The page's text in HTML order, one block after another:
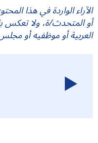
الآراء الواردة في هذا
أو المتحدث/ة، ولا تعكس
العربية أو موظفيه أو